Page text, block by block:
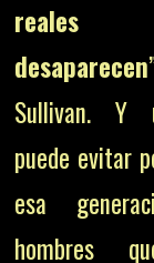
reales
desaparecen
Sullivan. Y
puede evitar
esa
hombres